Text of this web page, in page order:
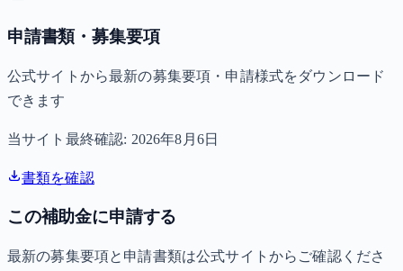
申請書類・募集要項
公式サイトから最新の募集要項・申請様式をダウンロード
できます
当サイト最終確認: 2026年8月6日
書類を確認
この補助金に申請する
最新の募集要項と申請書類は公式サイトからご確認くださ